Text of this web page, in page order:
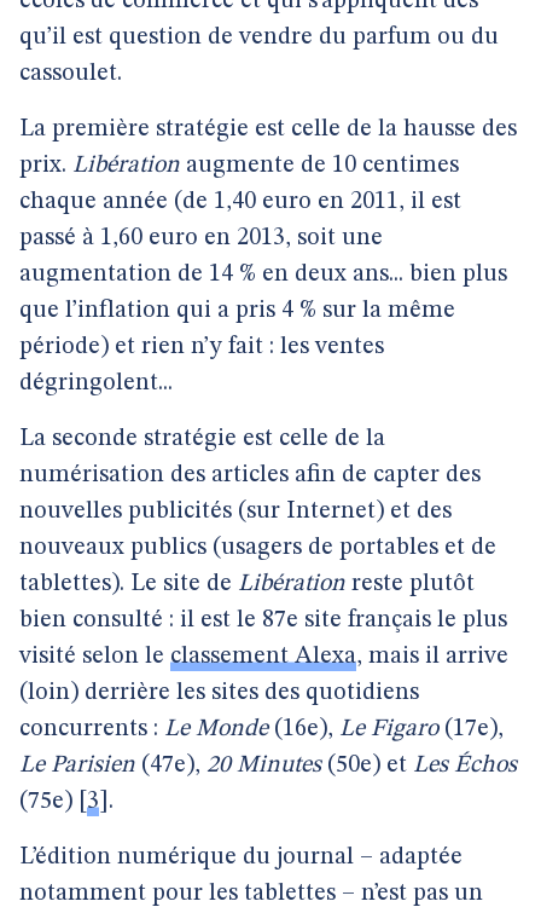
qu’il est question de vendre du parfum ou du
cassoulet.
La première stratégie est celle de la hausse des
prix. Libération augmente de 10 centimes
chaque année (de 1,40 euro en 2011, il est
passé à 1,60 euro en 2013, soit une
augmentation de 14 % en deux ans... bien plus
que l’inflation qui a pris 4 % sur la même
période) et rien n’y fait : les ventes
dégringolent...
La seconde stratégie est celle de la
numérisation des articles afin de capter des
nouvelles publicités (sur Internet) et des
nouveaux publics (usagers de portables et de
tablettes). Le site de Libération reste plutôt
bien consulté : il est le 87e site français le plus
visité selon le classement Alexa, mais il arrive
(loin) derrière les sites des quotidiens
concurrents : Le Monde(16e), Le Figaro(17e),
Le Parisien (47e), 20 Minutes(50e) et Les Échos
(75e) 3 .
L’édition numérique du journal – adaptée
notamment pour les tablettes – n’est pas un